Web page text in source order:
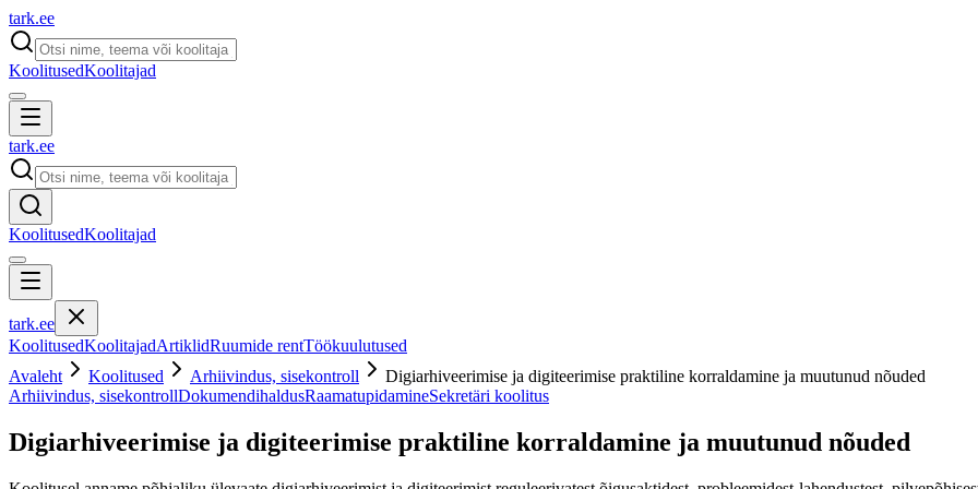
tark.ee
KoolitusedKoolitajad
tark.ee
KoolitusedKoolitajad
tark.ee
KoolitusedKoolitajadArtiklidRuumide rentTöökuulutused
Avaleht
Koolitused Arhiivindus, sisekontroll
Digiarhiveerimise ja digiteerimise praktiline korraldamine ja muutunud nõuded
Arhiivindus, sisekontrollDokumendihaldusRaamatupidamineSekretäri koolitus
Digiarhiveerimise ja digiteerimise praktiline korraldamine ja muutunud nõuded